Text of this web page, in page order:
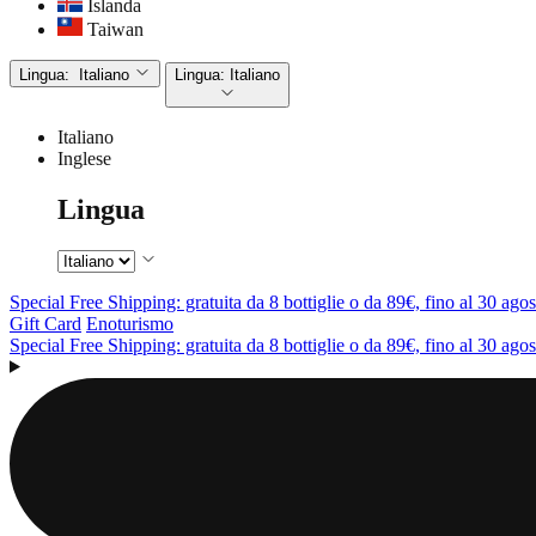
Islanda
Taiwan
Lingua: Italiano Lingua: Italiano
Italiano
Inglese
Lingua
Special Free Shipping: gratuita da 8 bottiglie o da 89€, fino al 30
Gift Card Enoturismo
Special Free Shipping: gratuita da 8 bottiglie o da 89€, fino al 30